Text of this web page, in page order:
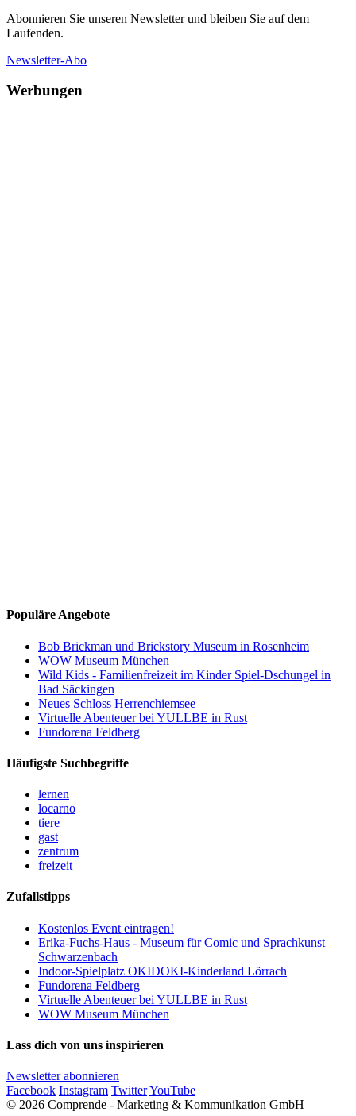
Abonnieren Sie unseren Newsletter und bleiben Sie auf dem
Laufenden.
Newsletter-Abo
Werbungen
Populäre Angebote
Bob Brickman und Brickstory Museum in Rosenheim
WOW Museum München
Wild Kids - Familienfreizeit im Kinder Spiel-Dschungel in
Bad Säckingen
Neues Schloss Herrenchiemsee
Virtuelle Abenteuer bei YULLBE in Rust
Fundorena Feldberg
Häufigste Suchbegriffe
lernen
locarno
tiere
gast
zentrum
freizeit
Zufallstipps
Kostenlos Event eintragen!
Erika-Fuchs-Haus - Museum für Comic und Sprachkunst
Schwarzenbach
Indoor-Spielplatz OKIDOKI-Kinderland Lörrach
Fundorena Feldberg
Virtuelle Abenteuer bei YULLBE in Rust
WOW Museum München
Lass dich von uns inspirieren
Newsletter abonnieren
Facebook Instagram TwitterYouTube
© 2026 Comprende - Marketing & Kommunikation GmbH